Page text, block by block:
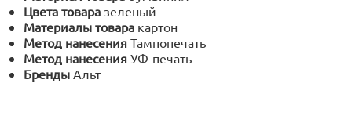
Цвета товара зеленый
Материалы товара картон
Метод нанесения Тампопечать
Метод нанесения УФ-печать
Бренды Альт